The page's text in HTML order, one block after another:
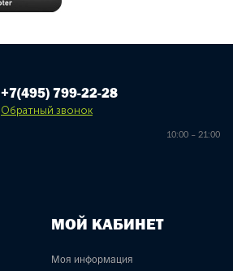
+7(495) 799-22-28
Обратный звонок
10:00 – 21:00
МОЙ КАБИНЕТ
Моя информация